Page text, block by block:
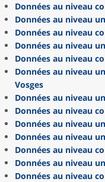
Données au niveau
Données au niveau
Données au niveau
Données au niveau
Données au niveau
Données au niveau
Vosges
Données au niveau
Données au niveau
Données au niveau
Données au niveau
Données au niveau
Données au niveau
Données au niveau